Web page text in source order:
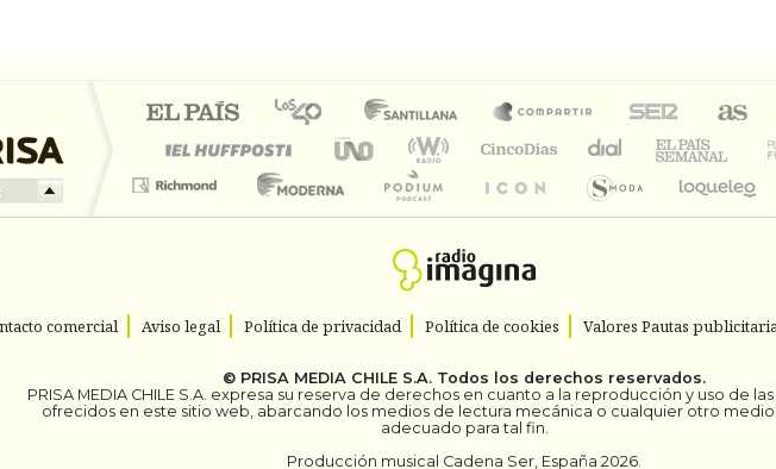
comercial Aviso legal Política de privacidad Política de cookies Valores Pautas
© PRISA MEDIA CHILE S.A. Todos los derechos reservados.
PRISA MEDIA CHILE S.A. expresa su reserva de derechos en cuanto a la reproducción y uso de
ofrecidos en este sitio web, abarcando los medios de lectura mecánica o cualquier otro
adecuado para tal fin.
Producción musical Cadena Ser, España 2026.